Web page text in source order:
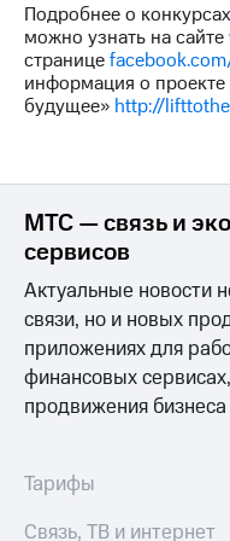
Подробнее о
можно узнать на сайте
странице
информация о
будущее» http://
МТС — связь и
сервисов
Актуальные новости
связи, но и новых
приложениях для
финансовых
продвижения
Тарифы
Связь, ТВ и интернет